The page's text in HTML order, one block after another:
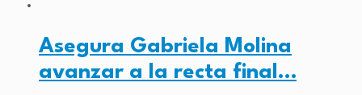
Asegura Gabriela Molina
avanzar a la recta final…